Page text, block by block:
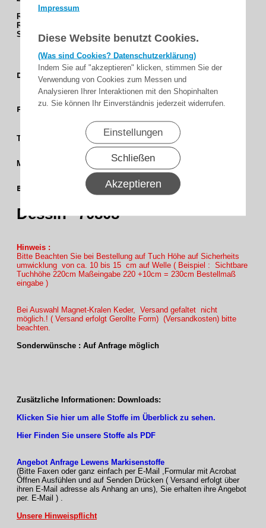
Impressum
Diese Website benutzt Cookies.
(Was sind Cookies? Datenschutzerklärung)
Indem Sie auf "akzeptieren" klicken, stimmen Sie der
Verwendung von Cookies zum Messen und
Analysieren Ihrer Interaktionen mit den Shopinhalten
zu. Sie können Ihr Einverständnis jederzeit widerrufen.
Einstellungen
Schließen
Akzeptieren
RAL 9006
RAL 9016
SL 88 - RAL 7016anthrazitgrau Feinstruktur matt
Dessingruppe
Uni /
Feinstruktur
Farbgruppe
Granit -
Transparenz 3 %
Matrieal
Screen
Bahnbreite
250 cm
(98,4)
Dessin 70808
Hinweis :
Bitte Beachten Sie bei Bestellung auf Tuch Höhe auf Sicherheits
umwicklung von ca. 10 bis 15 cm auf Welle ( Beispiel : Sichtbare
Tuchhöhe 220cm Maßeingabe 220 +10cm = 230cm Bestellmaß
eingabe )
Bei Auswahl Magnet-Kralen Keder, Versand gefaltet nicht
möglich.! ( Versand erfolgt Gerollte Form) (Versandkosten) bitte
beachten.
Sonderwünsche : Auf Anfrage möglich
Zusätzliche Informationen: Downloads:
Klicken Sie hier um alle Stoffe im Überblick zu sehen.
Hier Finden Sie unsere Stoffe als PDF
Angebot Anfrage Lewens Markisenstoffe
(Bitte Faxen oder ganz einfach per E-Mail ,Formular mit Acrobat
Öffnen Ausfühlen und auf Senden Drücken ( Versand erfolgt über
ihren E-Mail adresse als Anhang an uns), Sie erhalten ihre Angebot
per. E-Mail ) .
Unsere Hinweispflicht